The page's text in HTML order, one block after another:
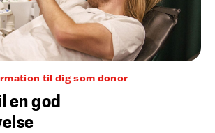
til dig som donor
en god